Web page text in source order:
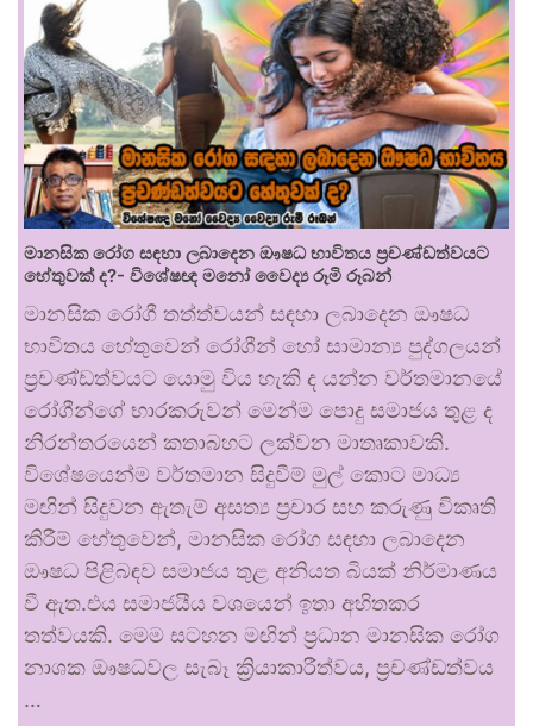
මානසික රෝග සඳහා ලබාදෙන ඖෂධ භාවිතය ප්‍රචණ්ඩත්වයට
හේතුවක් ද?- විශේෂඥ මනෝ වෛද්‍ය රූමි රූබන්
මානසික රෝගී තත්ත්වයන් සඳහා ලබාදෙන ඖෂධ
භාවිතය හේතුවෙන් රෝගීන් හෝ සාමාන්‍ය පුද්ගලයන්
ප්‍රචණ්ඩත්වයට යොමු විය හැකි ද යන්න වර්තමානයේ
රෝගීන්ගේ භාරකරුවන් මෙන්ම පොදු සමාජය තුළ ද
නිරන්තරයෙන් කතාබහට ලක්වන මාතෘකාවකි.
විශේෂයෙන්ම වර්තමාන සිදුවීම් මුල් කොට මාධ්‍ය
මඟින් සිදුවන ඇතැම් අසත්‍ය ප්‍රචාර සහ කරුණු විකෘති
කිරීම් හේතුවෙන්, මානසික රෝග සඳහා ලබාදෙන
ඖෂධ පිළිබඳව සමාජය තුළ අනියත බියක් නිර්මාණය
වී ඇත.එය සමාජයීය වශයෙන් ඉතා අහිතකර
තත්වයකි. මෙම සටහන මඟින් ප්‍රධාන මානසික රෝග
නාශක ඖෂධවල සැබෑ ක්‍රියාකාරීත්වය, ප්‍රචණ්ඩත්වය
…